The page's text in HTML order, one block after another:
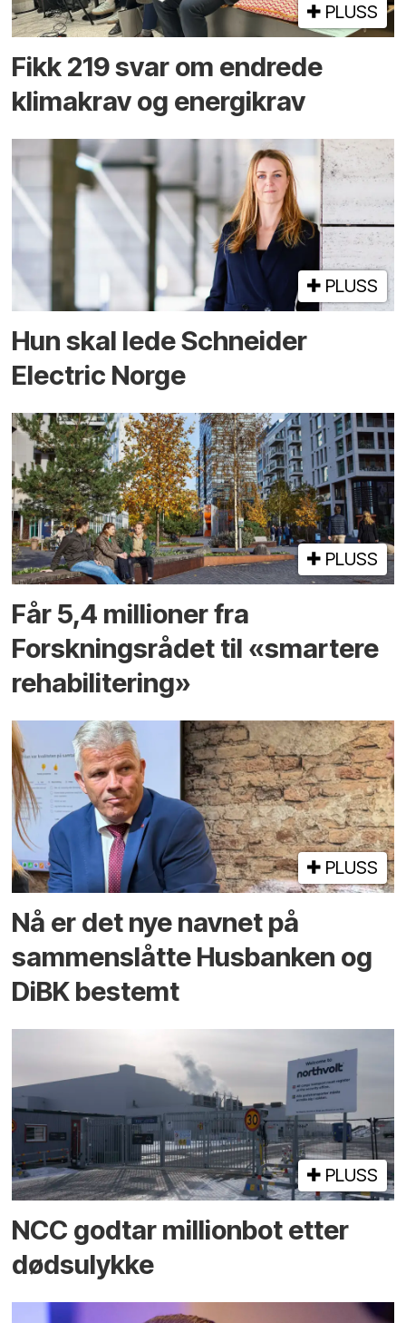
PLUSS
Fikk 219 svar om endrede
klimakrav og energikrav
PLUSS
Hun skal lede Schneider
Electric Norge
PLUSS
Får 5,4 millioner fra
Forskningsrådet til «smartere
rehabilitering»
PLUSS
Nå er det nye navnet på
sammenslåtte Husbanken og
DiBK bestemt
PLUSS
NCC godtar millionbot etter
dødsulykke